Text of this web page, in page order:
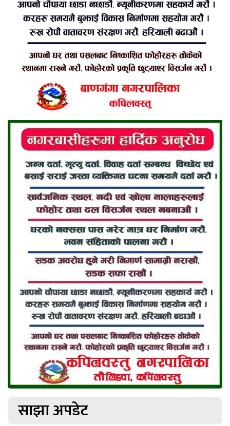
साझा अपडेट